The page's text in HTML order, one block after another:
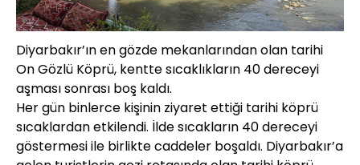
Diyarbakır’ın en gözde mekanlarından olan tarihi
On Gözlü Köprü, kentte sıcaklıkların 40 dereceyi
aşması sonrası boş kaldı.
Her gün binlerce kişinin ziyaret ettiği tarihi köprü
sıcaklardan etkilendi. İlde sıcakların 40 dereceyi
göstermesi ile birlikte caddeler boşaldı. Diyarbakır’a